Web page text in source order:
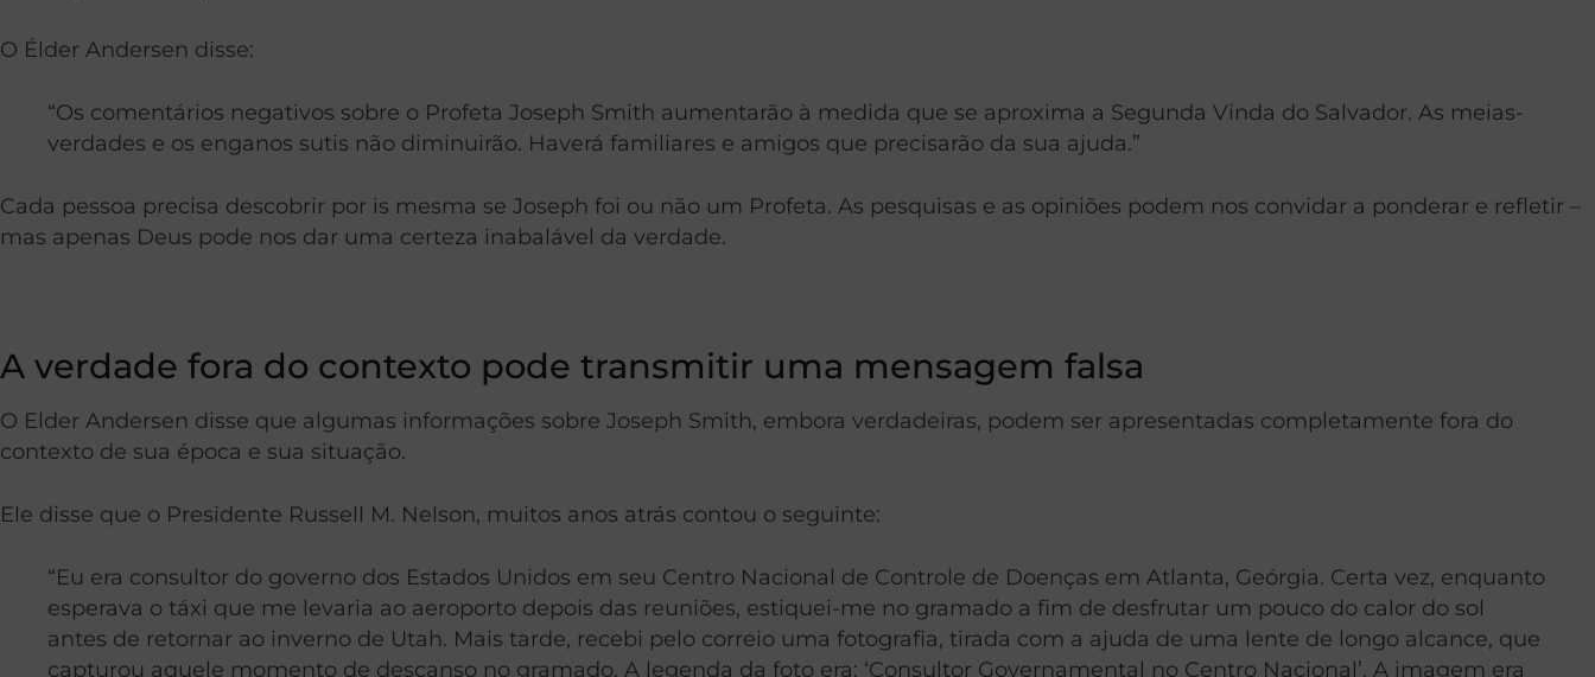
O Élder Andersen disse:
“Os comentários negativos sobre o Profeta Joseph Smith aumentarão à medida que se aproxima a Segunda Vinda do Salvador. As meias-
verdades e os enganos sutis não diminuirão. Haverá familiares e amigos que precisarão da sua ajuda.”
Cada pessoa precisa descobrir por is mesma se Joseph foi ou não um Profeta. As pesquisas e as opiniões podem nos convidar a ponderar e refletir –
mas apenas Deus pode nos dar uma certeza inabalável da verdade.
A verdade fora do contexto pode transmitir uma mensagem falsa
O Elder Andersen disse que algumas informações sobre Joseph Smith, embora verdadeiras, podem ser apresentadas completamente fora do
contexto de sua época e sua situação.
Ele disse que o Presidente Russell M. Nelson, muitos anos atrás contou o seguinte:
“Eu era consultor do governo dos Estados Unidos em seu Centro Nacional de Controle de Doenças em Atlanta, Geórgia. Certa vez, enquanto
esperava o táxi que me levaria ao aeroporto depois das reuniões, estiquei-me no gramado a fim de desfrutar um pouco do calor do sol
antes de retornar ao inverno de Utah. Mais tarde, recebi pelo correio uma fotografia, tirada com a ajuda de uma lente de longo alcance, que
capturou aquele momento de descanso no gramado. A legenda da foto era: ‘Consultor Governamental no Centro Nacional’. A imagem era